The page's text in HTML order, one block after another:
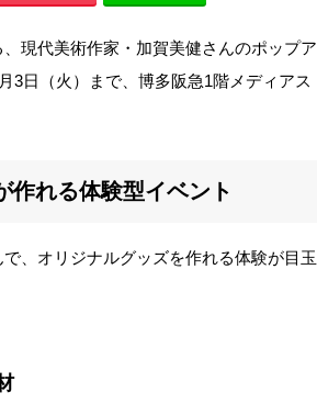
現代美術作家・加賀美健さんのポップア
3日（火）まで、博多阪急1階メディアス
作れる体験型イベント
、オリジナルグッズを作れる体験が目玉